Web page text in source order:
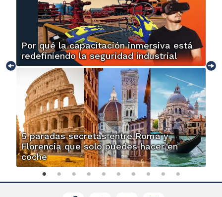
Por qué la capacitación inmersiva está
redefiniendo la seguridad industrial
5 paradas secretas entre Roma y
Florencia que solo puedes hacer en
coche